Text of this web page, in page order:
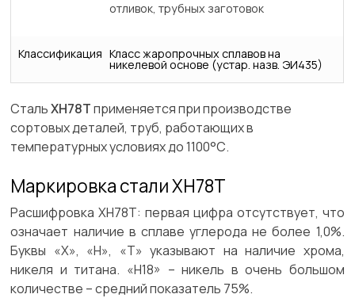
отливок, трубных заготовок
Классификация Класс жаропрочных сплавов на
никелевой основе (устар. назв. ЭИ435)
СтальХН78Тприменяется при производстве
сортовых деталей, труб, работающих в
температурных условиях до 1100°С.
Маркировка стали ХН78Т
Расшифровка ХН78Т: первая цифра отсутствует, что
означает наличие в сплаве углерода не более 1,0%.
Буквы «Х», «Н», «Т» указывают на наличие хрома,
никеля и титана. «Н18» – никель в очень большом
количестве – средний показатель 75%.